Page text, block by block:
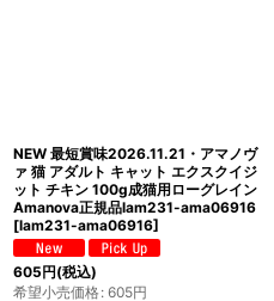
SALE/NEW 賞味切迫2026.9.17・ア
マノヴァ 犬 ミニ オウビースィティ
（体重管理） ターキー ディライト成
犬用・小粒100gAmanova正規品
lam131-ama06824 [lam131-
ama06824]
363円(税込)